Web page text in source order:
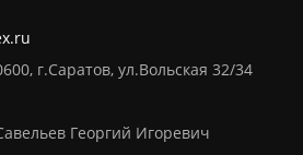
г.Саратов, ул.Вольская 32/34
Георгий Игоревич